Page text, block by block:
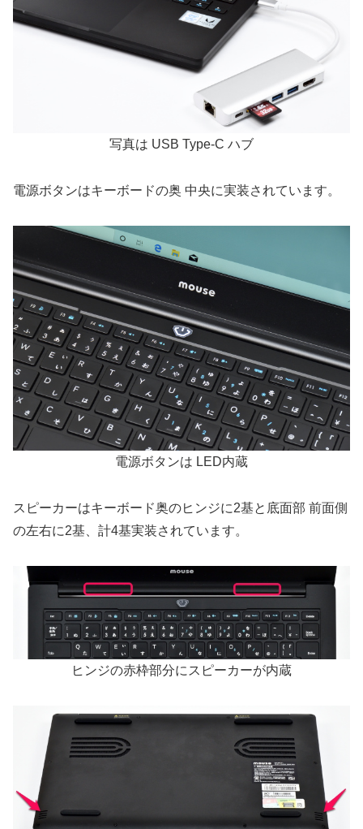
写真は USB Type-C ハブ
電源ボタンはキーボードの奥 中央に実装されています。
電源ボタンは LED内蔵
スピーカーはキーボード奥のヒンジに2基と底面部 前面側
の左右に2基、計4基実装されています。
ヒンジの赤枠部分にスピーカーが内蔵